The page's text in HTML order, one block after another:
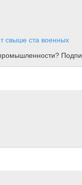
свыше ста военных